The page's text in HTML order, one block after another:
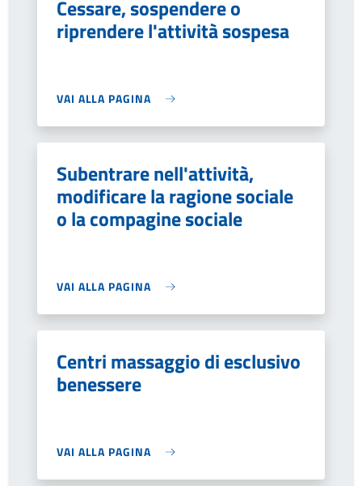
Cessare, sospendere o
riprendere l'attività sospesa
VAI ALLA PAGINA
Subentrare nell'attività,
modificare la ragione sociale
o la compagine sociale
VAI ALLA PAGINA
Centri massaggio di esclusivo
benessere
VAI ALLA PAGINA